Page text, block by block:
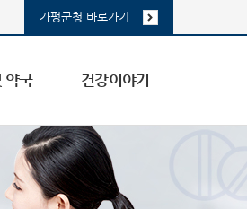
가평군청 바로가기
약국 건강이야기